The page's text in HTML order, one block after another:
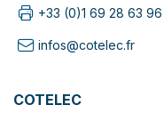
+33 (0)1 69 28 63 96
infos@cotelec.fr
COTELEC